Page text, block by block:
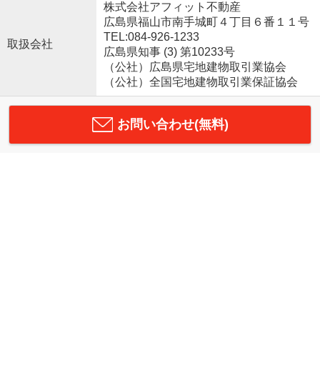
取扱会社
株式会社アフィット不動産
広島県福山市南手城町４丁目６番１１号
TEL:084-926-1233
広島県知事 (3) 第10233号
（公社）広島県宅地建物取引業協会
（公社）全国宅地建物取引業保証協会
お問い合わせ(無料)